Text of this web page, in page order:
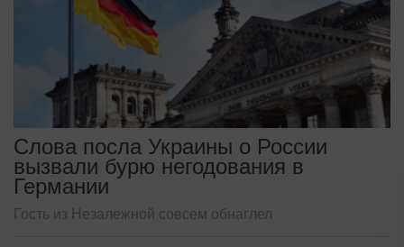
Слова посла Украины о России
вызвали бурю негодования в
Германии
Гость из Незалежной совсем обнаглел